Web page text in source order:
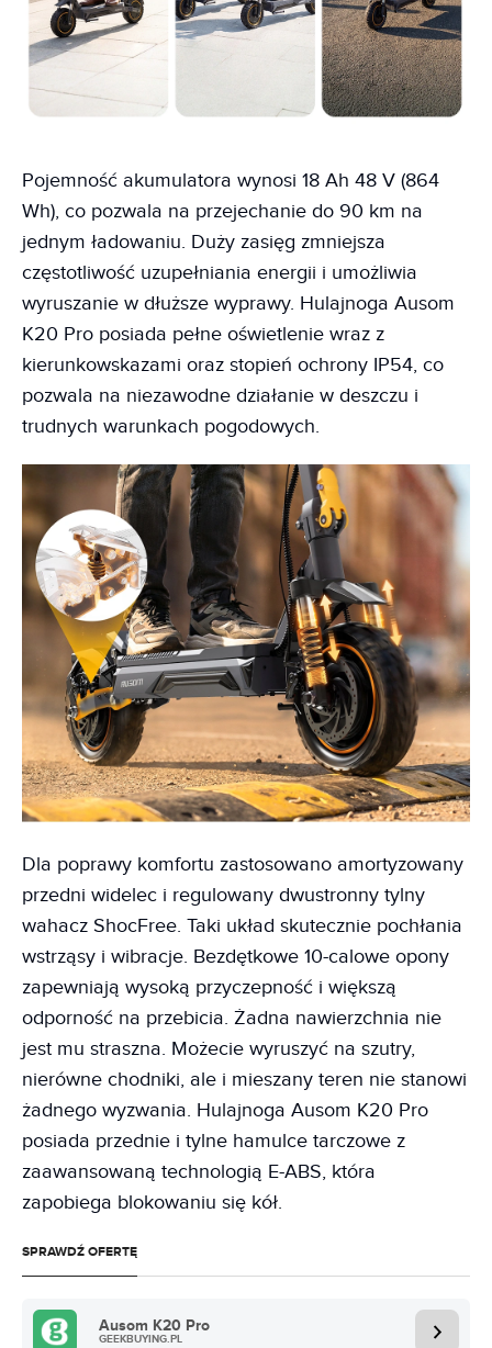
Pojemność akumulatora wynosi 18 Ah 48 V (864
Wh), co pozwala na przejechanie do 90 km na
jednym ładowaniu. Duży zasięg zmniejsza
częstotliwość uzupełniania energii i umożliwia
wyruszanie w dłuższe wyprawy. Hulajnoga Ausom
K20 Pro posiada pełne oświetlenie wraz z
kierunkowskazami oraz stopień ochrony IP54, co
pozwala na niezawodne działanie w deszczu i
trudnych warunkach pogodowych.
Dla poprawy komfortu zastosowano amortyzowany
przedni widelec i regulowany dwustronny tylny
wahacz ShocFree. Taki układ skutecznie pochłania
wstrząsy i wibracje. Bezdętkowe 10-calowe opony
zapewniają wysoką przyczepność i większą
odporność na przebicia. Żadna nawierzchnia nie
jest mu straszna. Możecie wyruszyć na szutry,
nierówne chodniki, ale i mieszany teren nie stanowi
żadnego wyzwania. Hulajnoga Ausom K20 Pro
posiada przednie i tylne hamulce tarczowe z
zaawansowaną technologią E-ABS, która
zapobiega blokowaniu się kół.
SPRAWDŹ OFERTĘ
Ausom K20 Pro
GEEKBUYING.PL